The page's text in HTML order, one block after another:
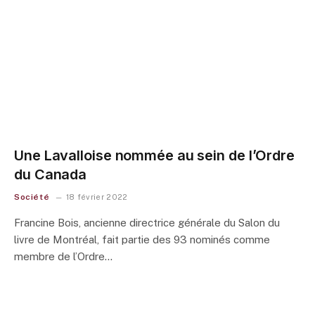
Une Lavalloise nommée au sein de l’Ordre
du Canada
Société 18 février 2022
Francine Bois, ancienne directrice générale du Salon du
livre de Montréal, fait partie des 93 nominés comme
membre de l’Ordre…